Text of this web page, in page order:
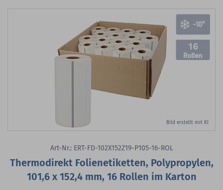
Bild erstellt mit KI
16
Art-Nr.: ERT-FD-102X152Z19-P105-16-ROL
Thermodirekt Folienetiketten, Polypropylen,
101,6 x 152,4 mm, 16 Rollen im Karton